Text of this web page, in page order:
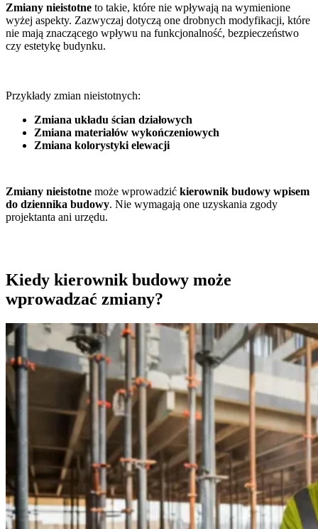
Zmiany nieistotne to takie, które nie wpływają na wymienione
wyżej aspekty. Zazwyczaj dotyczą one drobnych modyfikacji, które
nie mają znaczącego wpływu na funkcjonalność, bezpieczeństwo
czy estetykę budynku.
Przykłady zmian nieistotnych:
Zmiana układu ścian działowych
Zmiana materiałów wykończeniowych
Zmiana kolorystyki elewacji
Zmiany nieistotne może wprowadzić kierownik budowy wpisem
do dziennika budowy. Nie wymagają one uzyskania zgody
projektanta ani urzędu.
Kiedy kierownik budowy może
wprowadzać zmiany?